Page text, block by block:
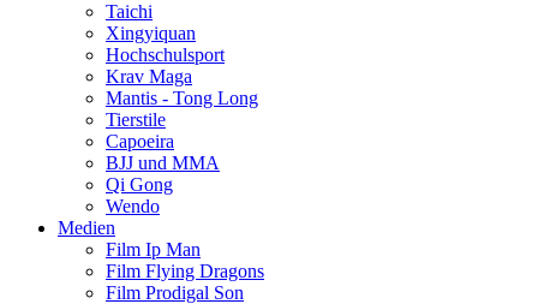
Taichi
Xingyiquan
Hochschulsport
Krav Maga
Mantis - Tong Long
Tierstile
Capoeira
BJJ und MMA
Qi Gong
Wendo
Medien
Film Ip Man
Film Flying Dragons
Film Prodigal Son